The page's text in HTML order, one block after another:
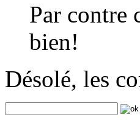
Par contre
bien!
Désolé, les